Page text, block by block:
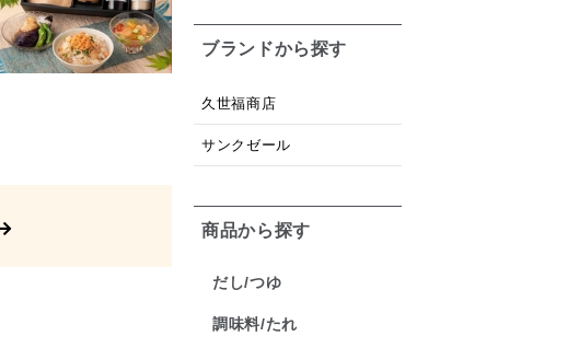
ブランドから探す
久世福商店
サンクゼール
商品から探す
だし/つゆ
調味料/たれ